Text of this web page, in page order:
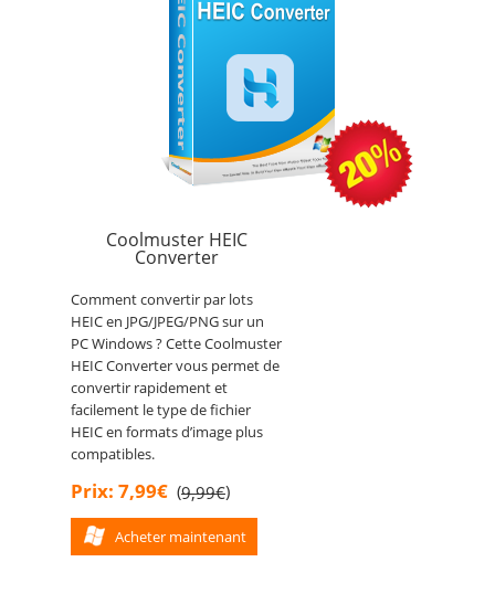
Coolmuster HEIC
Converter
Comment convertir par lots
HEIC en JPG/JPEG/PNG sur un
PC Windows ? Cette Coolmuster
HEIC Converter vous permet de
convertir rapidement et
facilement le type de fichier
HEIC en formats d’image plus
compatibles.
Prix: 7,99€ (9,99€)
Acheter maintenant